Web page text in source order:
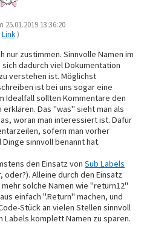
25.01.2019 13:36:20
Link)
nur zustimmen. Sinnvolle Namen im
dadurch viel Dokumentation
verstehen ist. Möglichst
ist bei uns sogar eine
Idealfall sollten Kommentare den
Das "was" sieht man als
woran man interessiert ist. Dafür
sofern man vorher
sinnvoll benannt hat.
den Einsatz vonSub Labels
oder?). Alleine durch den Einsatz
solche Namen wie "return12"
einfach ".Return" machen, und
Stück an vielen Stellen sinnvoll
Labels komplett Namen zu sparen.